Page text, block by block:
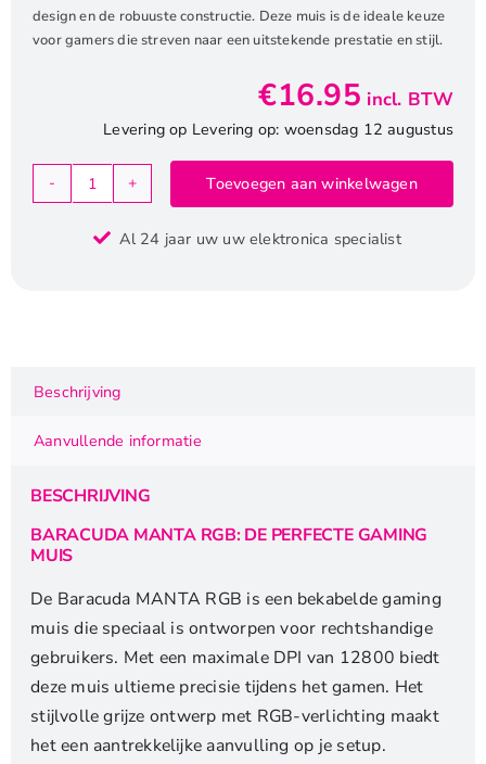
design en de robuuste constructie. Deze muis is de ideale keuze
voor gamers die streven naar een uitstekende prestatie en stijl.
€16.95 incl. BTW
Levering op Levering op: woensdag 12 augustus
Baracuda
RGB
Rechtshandig
|
12800
Grijs
aantal
Toevoegen aan winkelwagen
Al 24 jaar uw uw elektronica specialist
Beschrijving
Aanvullende informatie
BESCHRIJVING
BARACUDA MANTA RGB: DE PERFECTE GAMING
MUIS
De Baracuda MANTA RGB is een bekabelde gaming
muis die speciaal is ontworpen voor rechtshandige
gebruikers. Met een maximale DPI van 12800 biedt
deze muis ultieme precisie tijdens het gamen. Het
stijlvolle grijze ontwerp met RGB-verlichting maakt
het een aantrekkelijke aanvulling op je setup.